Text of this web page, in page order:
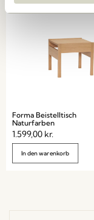
Forma Beistelltisch
Naturfarben
1.599,00 kr.
In den warenkorb